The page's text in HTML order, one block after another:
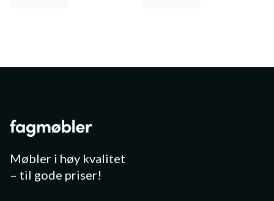
Møbler i høy kvalitet
– til gode priser!